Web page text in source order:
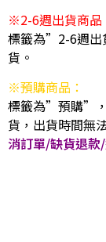
※2-6週出貨商品
標籤為”2-6週出
貨。
※預購商品：
標籤為”預購”，
貨，出貨時間無
消訂單/缺貨退款/